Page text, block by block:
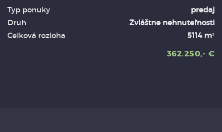
Typ ponuky
predaj
Druh
Zvláštne nehnuteľnosti
Celková rozloha
5114 m²
362.250,- €